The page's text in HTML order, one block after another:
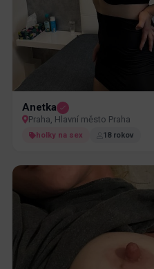
Anetka
Praha, Hlavní město Praha
holky na sex 18 rokov